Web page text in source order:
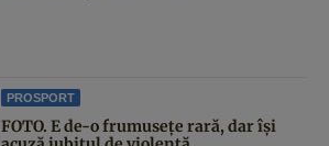
PROSPORT
FOTO. E de-o frumusețe rară, dar își